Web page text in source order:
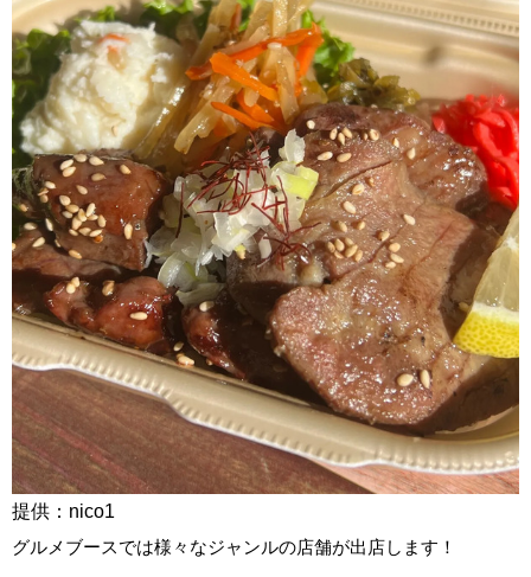
提供：nico1
グルメブースでは様々なジャンルの店舗が出店します！